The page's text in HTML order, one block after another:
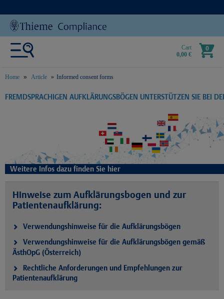
Cart
0,00 €
0
Home Article Informed consent forms
text.skipToContent
text.skipToNavigation
FREMDSPRACHIGEN AUFKLÄRUNGSBÖGEN UNTERSTÜTZEN SIE BEI
Weitere Infos dazu finden Sie hier
Hinweise zum Aufklärungsbogen und zur
Patientenaufklärung:
Verwendungshinweise für die Aufklärungsbögen
Verwendungshinweise für die Aufklärungsbögen gemäß
ÄsthOpG (Österreich)
Rechtliche Anforderungen und Empfehlungen zur
Patientenaufklärung